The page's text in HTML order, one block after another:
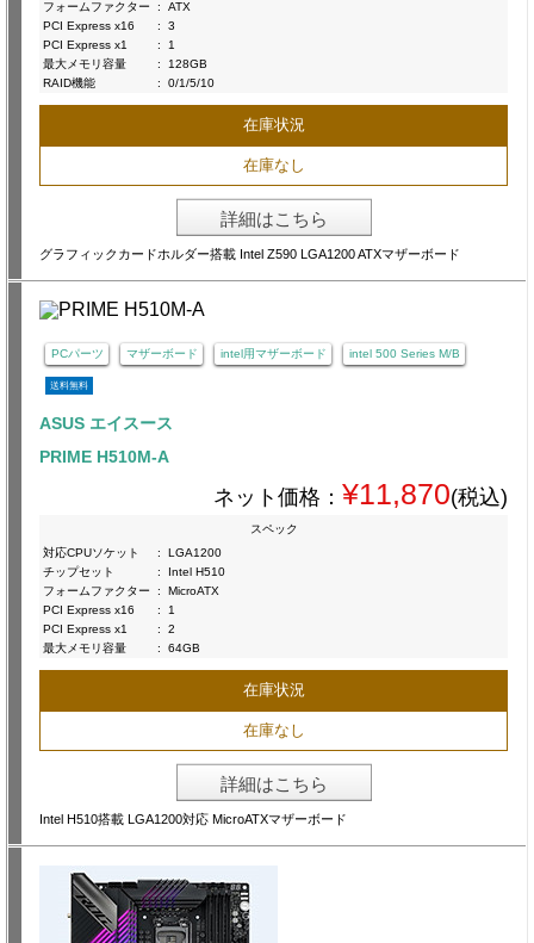
フォームファクター
:
ATX
PCI Express x16
:
3
PCI Express x1
:
1
最大メモリ容量
:
128GB
RAID機能
: 0/1/5/10
在庫状況
在庫なし
詳細はこちら
グラフィックカードホルダー搭載 Intel Z590 LGA1200 ATXマザーボード
PCパーツ マザーボード intel用マザーボード intel 500 Series M/B
送料無料
ASUS エイスース
PRIME H510M-A
ネット価格： ¥11,870(税込)
スペック
対応CPUソケット
:
LGA1200
チップセット
:
Intel H510
フォームファクター
:
MicroATX
PCI Express x16
:
1
PCI Express x1
:
2
最大メモリ容量
: 64GB
在庫状況
在庫なし
詳細はこちら
Intel H510搭載 LGA1200対応 MicroATXマザーボード